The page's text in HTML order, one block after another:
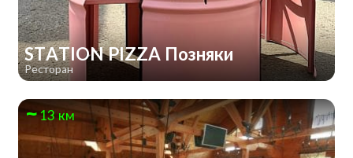
STATION PIZZA Позняки
Ресторан
13 км